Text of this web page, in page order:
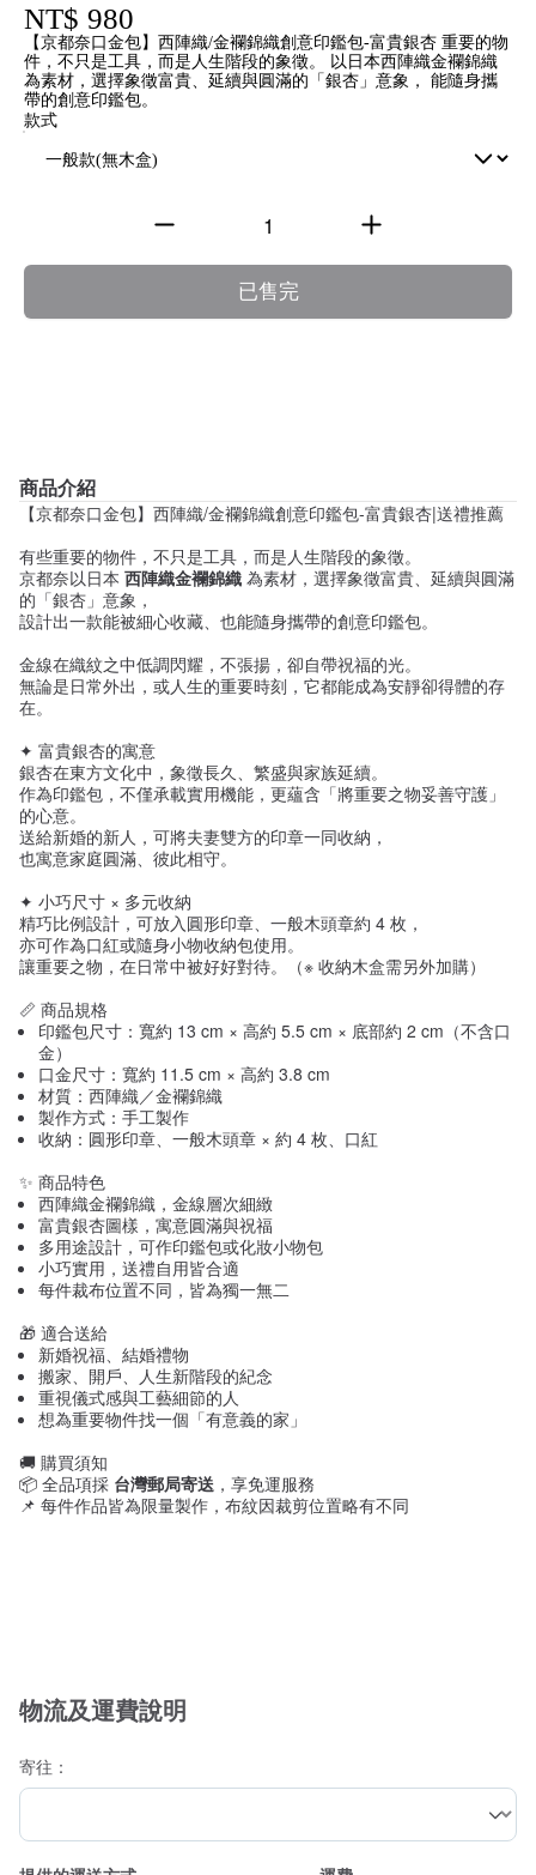
NT$ 980
【京都奈口金包】西陣織/金襴錦織創意印鑑包-富貴銀杏 重要的物
件，不只是工具，而是人生階段的象徵。 以日本西陣織金襴錦織
為素材，選擇象徵富貴、延續與圓滿的「銀杏」意象， 能隨身攜
帶的創意印鑑包。
款式
已售完
商品介紹
【京都奈口金包】西陣織/金襴錦織創意印鑑包-富貴銀杏|送禮推薦
有些重要的物件，不只是工具，而是人生階段的象徵。
京都奈以日本西陣織金襴錦織 為素材，選擇象徵富貴、延續與圓滿
的「銀杏」意象，
設計出一款能被細心收藏、也能隨身攜帶的創意印鑑包。
金線在織紋之中低調閃耀，不張揚，卻自帶祝福的光。
無論是日常外出，或人生的重要時刻，它都能成為安靜卻得體的存
在。
✦ 富貴銀杏的寓意
銀杏在東方文化中，象徵長久、繁盛與家族延續。
作為印鑑包，不僅承載實用機能，更蘊含「將重要之物妥善守護」
的心意。
送給新婚的新人，可將夫妻雙方的印章一同收納，
也寓意家庭圓滿、彼此相守。
✦ 小巧尺寸 × 多元收納
精巧比例設計，可放入圓形印章、一般木頭章約 4 枚，
亦可作為口紅或隨身小物收納包使用。
讓重要之物，在日常中被好好對待。（※ 收納木盒需另外加購）
📏 商品規格
印鑑包尺寸：寬約 13 cm × 高約 5.5 cm × 底部約 2 cm（不含口
金）
口金尺寸：寬約 11.5 cm × 高約 3.8 cm
材質：西陣織／金襴錦織
製作方式：手工製作
收納：圓形印章、一般木頭章 × 約 4 枚、口紅
✨ 商品特色
西陣織金襴錦織，金線層次細緻
富貴銀杏圖樣，寓意圓滿與祝福
多用途設計，可作印鑑包或化妝小物包
小巧實用，送禮自用皆合適
每件裁布位置不同，皆為獨一無二
🎁 適合送給
新婚祝福、結婚禮物
搬家、開戶、人生新階段的紀念
重視儀式感與工藝細節的人
想為重要物件找一個「有意義的家」
🚚 購買須知
📦 全品項採 台灣郵局寄送 ，享免運服務
📌 每件作品皆為限量製作，布紋因裁剪位置略有不同
物流及運費說明
寄往：